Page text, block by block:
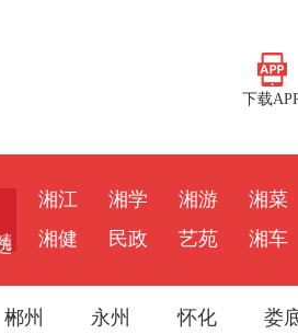
下载
湘江 湘学 湘游 湘菜
湘健
民政 艺苑 湘车
郴州 永州 怀化 娄